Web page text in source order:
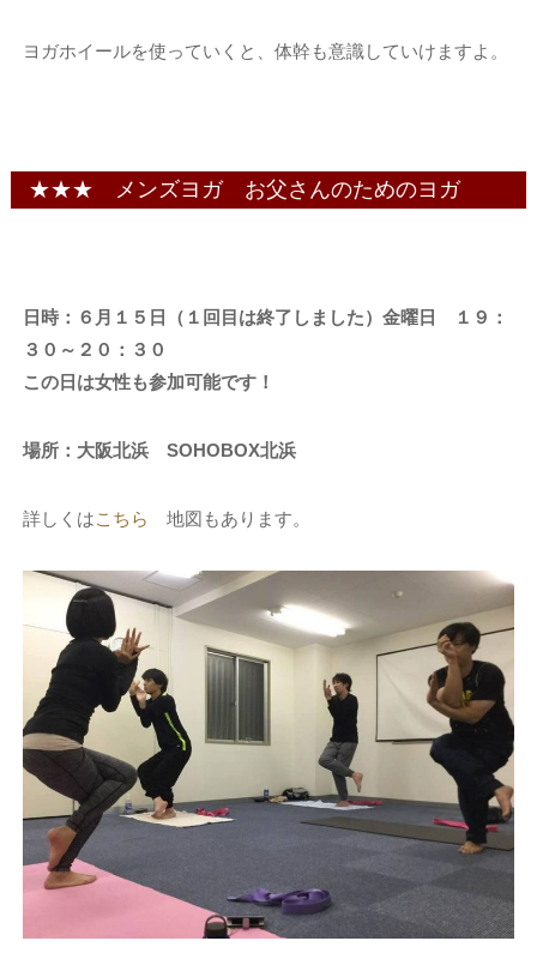
ヨガホイールを使っていくと、体幹も意識していけますよ。
★★★ メンズヨガ お父さんのためのヨガ
日時：６月１５日（１回目は終了しました）金曜日 １９：
３０～２０：３０
この日は女性も参加可能です！
場所：大阪北浜 SOHOBOX北浜
詳しくはこちら 地図もあります。